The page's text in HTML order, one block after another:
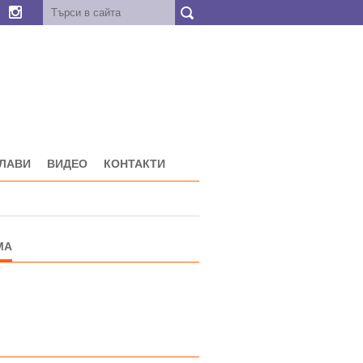
ВИДЕО КОНТАКТИ